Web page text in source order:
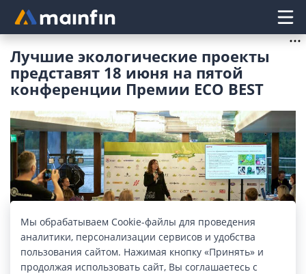
Главное меню
Лучшие экологические проекты
представят 18 июня на пятой
конференции Премии ECO BEST
Изображение: mainfin.ru
Мы обрабатываем Cookie-файлы для проведения
аналитики, персонализации сервисов и удобства
пользования сайтом. Нажимая кнопку «Принять» и
продолжая использовать сайт, Вы соглашаетесь с